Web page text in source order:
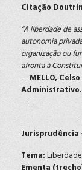
Citação
“A liberdade de
autonomia
organização ou
afronta à
—MELLO,
Administrativo.
Jurisprudência
Tema: